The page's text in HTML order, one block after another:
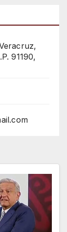
91190,